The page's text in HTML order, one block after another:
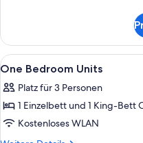
Studio
Alle
Fotos
für
One
Bedroom
6
One Bedroom Units
Platz für 3 Personen
1 Einzelbett und 1 King-Bett
Kostenloses WLAN